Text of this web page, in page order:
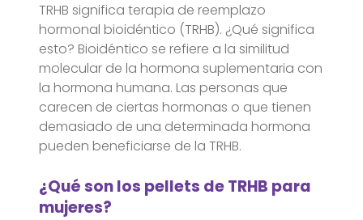
TRHB significa terapia de reemplazo
hormonal bioidéntico (TRHB). ¿Qué significa
esto? Bioidéntico se refiere a la similitud
molecular de la hormona suplementaria con
la hormona humana. Las personas que
carecen de ciertas hormonas o que tienen
demasiado de una determinada hormona
pueden beneficiarse de la TRHB.
¿Qué son los pellets de TRHB para
mujeres?